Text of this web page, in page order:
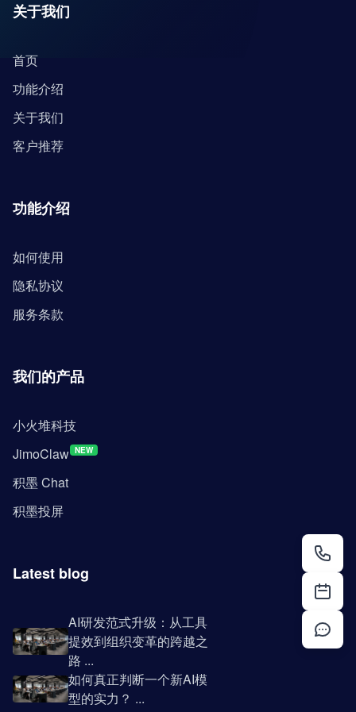
关于我们
首页
功能介绍
关于我们
客户推荐
功能介绍
如何使用
隐私协议
服务条款
我们的产品
小火堆科技
JimoClaw NEW
积墨 Chat
积墨投屏
Latest blog
AI研发范式升级：从工具
提效到组织变革的跨越之
路 ...
如何真正判断一个新AI模
型的实力？ ...